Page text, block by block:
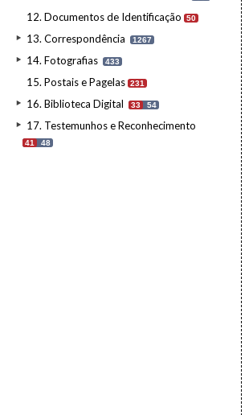
12. Documentos de Identificação 50
13. Correspondência 1267
14. Fotografias 433
15. Postais e Pagelas 231
16. Biblioteca Digital 33 54
17. Testemunhos e Reconhecimento
41 48